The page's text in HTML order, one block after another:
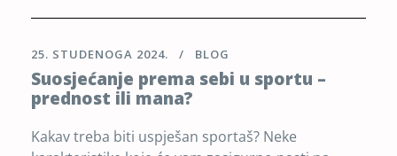
25. STUDENOGA 2024. BLOG
Suosjećanje prema sebi u sportu –
prednost ili mana?
Kakav treba biti uspješan sportaš? Neke